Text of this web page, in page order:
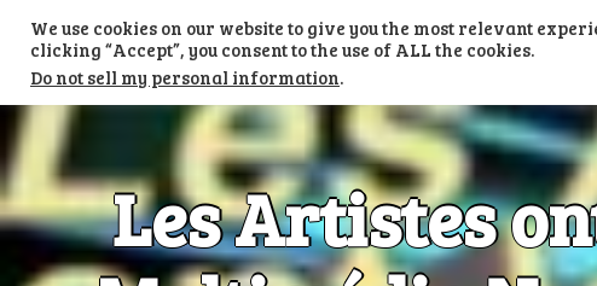
content
TV LES ARTISTES ONT LA PAROLE
Les Artistes
We use cookies on our website to give you the most relevant
clicking “Accept”, you consent to the use of ALL the cookies.
Do not sell my personal information.